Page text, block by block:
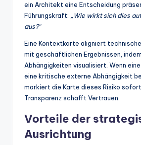
ein Architekt eine Entscheidung
Führungskraft: „Wie wirkt sich dies
aus?“
Eine Kontextkarte aligniert
mit geschäftlichen Ergebnissen,
Abhängigkeiten visualisiert. Wenn
eine kritische externe Abhängigkeit
markiert die Karte dieses Risiko
Transparenz schafft Vertrauen.
Vorteile der
Ausrichtung